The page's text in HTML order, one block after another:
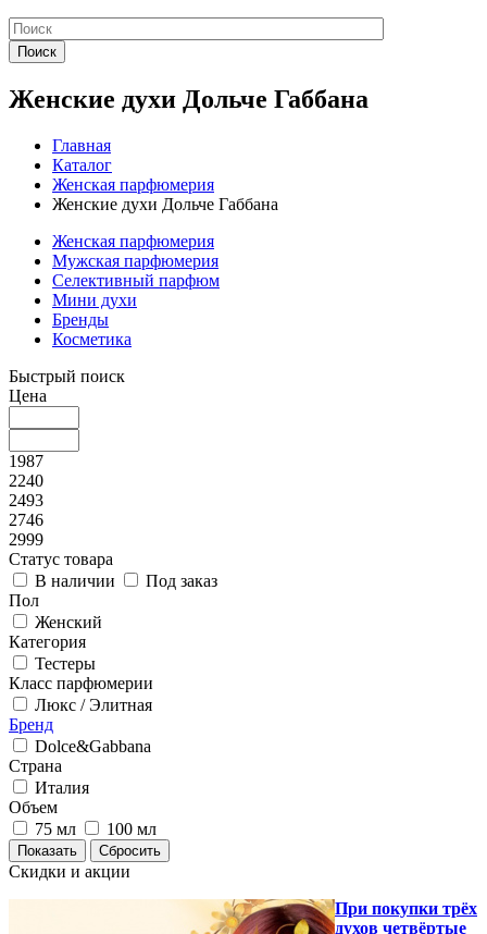
Поиск
Женские духи Дольче Габбана
Главная
Каталог
Женская парфюмерия
Женские духи Дольче Габбана
Женская парфюмерия
Мужская парфюмерия
Селективный парфюм
Мини духи
Бренды
Косметика
Быстрый поиск
Цена
1987
2240
2493
2746
2999
Статус товара
В наличии
Под заказ
Пол
Женский
Категория
Тестеры
Класс парфюмерии
Люкс / Элитная
Бренд
Dolce&Gabbana
Страна
Италия
Объем
75 мл
100 мл
Скидки и акции
При покупки трёх
духов четвёртые